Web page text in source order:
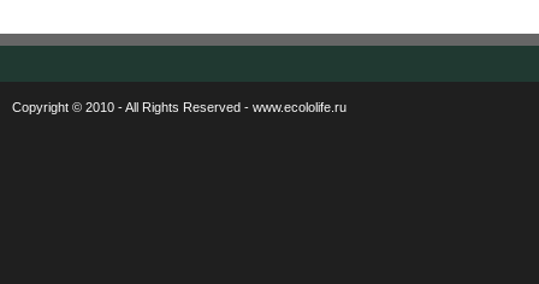
Copyright © 2010 - All Rights Reserved - www.ecololife.ru